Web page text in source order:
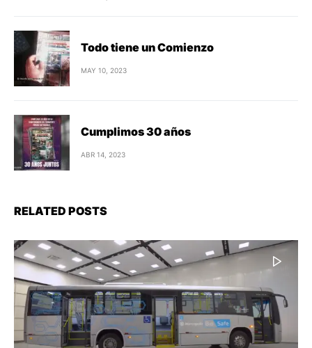
Todo tiene un Comienzo
MAY 10, 2023
Cumplimos 30 años
ABR 14, 2023
RELATED POSTS